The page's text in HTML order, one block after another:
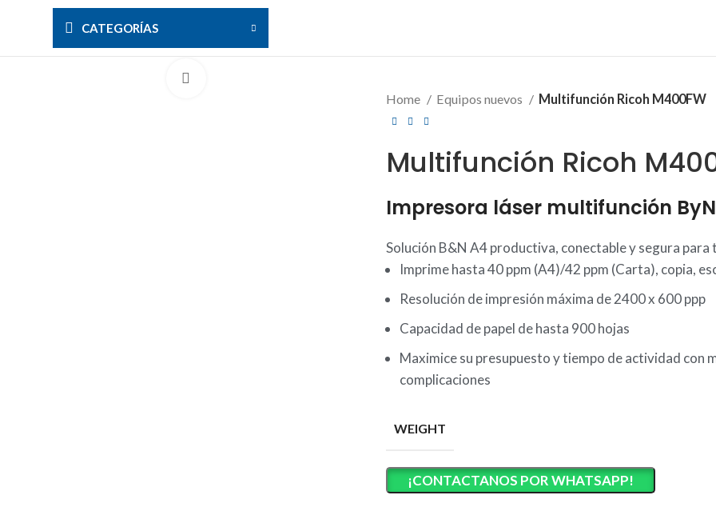
CATEGORÍAS
Home Equipos nuevos Multifunción Ricoh M400FW
Multifunción Ricoh
Impresora láser multifunción ByN
Solución B&N A4 productiva, conectable y segura para
Imprime hasta 40 ppm (A4)/42 ppm (Carta), copia,
Resolución de impresión máxima de 2400 x 600 ppp
Capacidad de papel de hasta 900 hojas
Maximice su presupuesto y tiempo de actividad con
complicaciones
WEIGHT
¡CONTACTANOS POR WHATSAPP!